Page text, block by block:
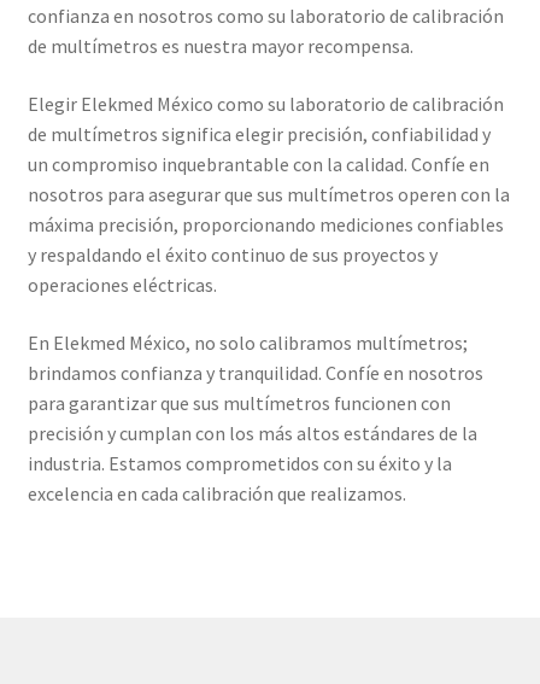
confianza en nosotros como su laboratorio de calibración
de multímetros es nuestra mayor recompensa.
Elegir Elekmed México como su laboratorio de calibración
de multímetros significa elegir precisión, confiabilidad y
un compromiso inquebrantable con la calidad. Confíe en
nosotros para asegurar que sus multímetros operen con la
máxima precisión, proporcionando mediciones confiables
y respaldando el éxito continuo de sus proyectos y
operaciones eléctricas.
En Elekmed México, no solo calibramos multímetros;
brindamos confianza y tranquilidad. Confíe en nosotros
para garantizar que sus multímetros funcionen con
precisión y cumplan con los más altos estándares de la
industria. Estamos comprometidos con su éxito y la
excelencia en cada calibración que realizamos.